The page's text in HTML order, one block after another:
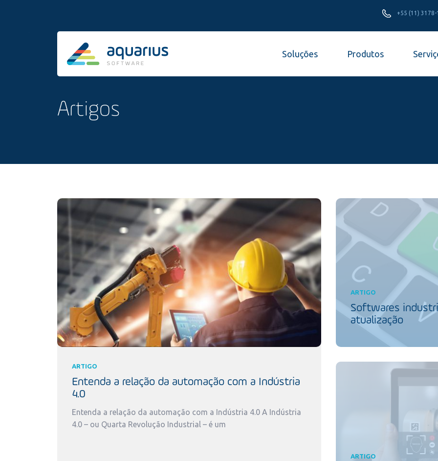
+55 (11) 3178-
Soluções Produtos
Artigos
ARTIGO
Entenda a relação da automação com a Indústria
4.0
Entenda a relação da automação com a Indústria 4.0 A Indústria
4.0 – ou Quarta Revolução Industrial – é um
ARTIGO
Softwares
atualização
ARTIGO